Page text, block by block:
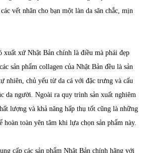
vết nhăn cho bạn một làn da săn chắc, mịn
xuất xứ Nhật Bản chính là điều mà phái đẹp
sản phẩm collagen của Nhật Bản đều là sản
nhiên, chủ yếu từ da cá với đặc trưng và cấu
da người. Ngoài ra quy trình sản xuất nghiêm
lượng và khả năng hấp thụ tốt cũng là những
hoàn toàn yên tâm khi lựa chọn sản phẩm này.
cấp các sản phẩm Nhật Bản chính hãng với